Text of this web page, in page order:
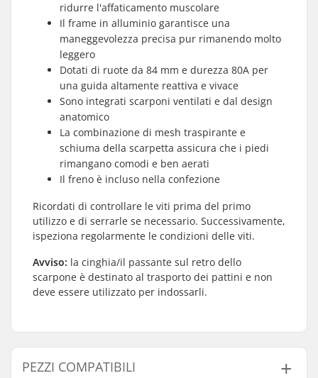
ridurre l'affaticamento muscolare
Il frame in alluminio garantisce una
maneggevolezza precisa pur rimanendo molto
leggero
Dotati di ruote da 84 mm e durezza 80A per
una guida altamente reattiva e vivace
Sono integrati scarponi ventilati e dal design
anatomico
La combinazione di mesh traspirante e
schiuma della scarpetta assicura che i piedi
rimangano comodi e ben aerati
Il freno è incluso nella confezione
Ricordati di controllare le viti prima del primo
utilizzo e di serrarle se necessario. Successivamente,
ispeziona regolarmente le condizioni delle viti.
Avviso: la cinghia/il passante sul retro dello
scarpone è destinato al trasporto dei pattini e non
deve essere utilizzato per indossarli.
PEZZI COMPATIBILI